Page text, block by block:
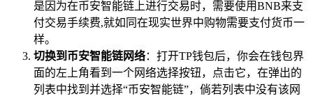
是因为在币安智能链上进行交易时，需要使用BNB来支
付交易手续费,就如同在现实世界中购物需要支付货币一
样。
切换到币安智能链网络：打开TP钱包后，你会在钱包界
面的左上角看到一个网络选择按钮，点击它，在弹出的
列表中找到并选择“币安智能链”，倘若列表中没有该网